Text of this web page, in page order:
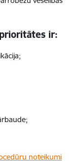
ir:
noteikumi